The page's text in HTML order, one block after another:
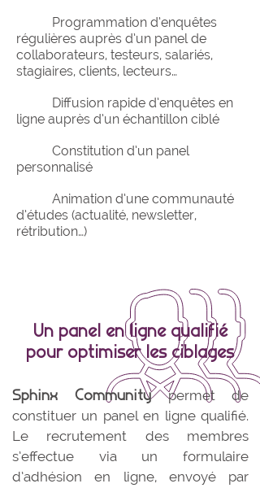
Programmation d’enquêtes
régulières auprès d’un panel de
collaborateurs, testeurs, salariés,
stagiaires, clients, lecteurs…
Diffusion rapide d’enquêtes en
ligne auprès d’un échantillon ciblé
Constitution d’un panel
personnalisé
Animation d’une communauté
d’études (actualité, newsletter,
rétribution…)
Un panel en ligne qualifié
pour optimiser les ciblages
Sphinx Communitypermet de
constituer un panel en ligne qualifié.
Le recrutement des membres
s’effectue via un formulaire
d’adhésion en ligne, envoyé par